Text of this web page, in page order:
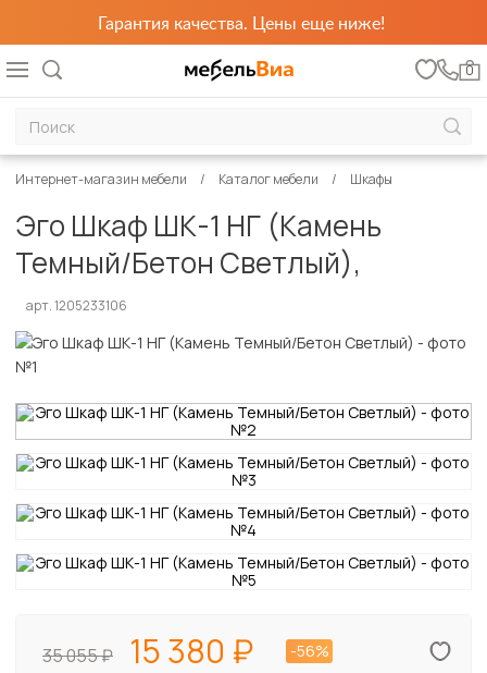
Гарантия качества. Цены еще ниже!
0
Интернет-магазин мебели Каталог мебели Шкафы
Эго Шкаф ШК-1 НГ (Камень
Темный/Бетон Светлый),
арт. 1205233106
35 055 15 380
-56%